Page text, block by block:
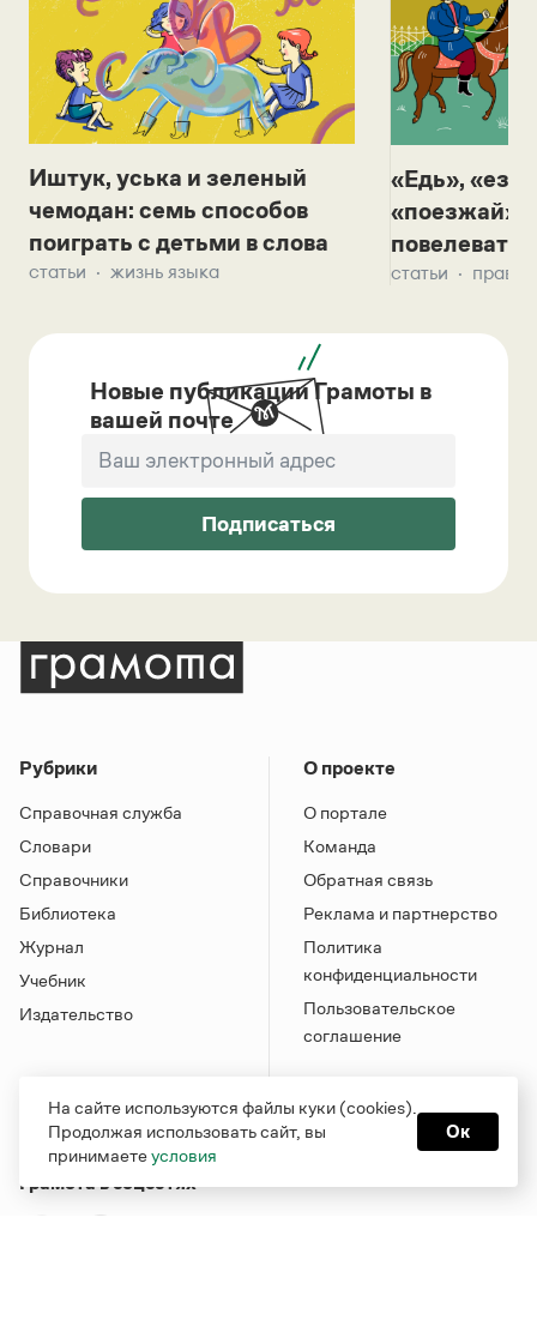
Иштук, уська и зеленый
чемодан: семь способов
поиграть с детьми в слова
статьи жизнь языка
«Едь»,
«поезжай»?
повелевать
статьи
Новые публикации Грамоты в
вашей почте
Подписаться
Рубрики
Справочная служба
Словари
Справочники
Библиотека
Журнал
Учебник
Издательство
О проекте
О портале
Команда
Обратная связь
Реклама и партнерство
Политика
конфиденциальности
Пользовательское
соглашение
Грамота в соцсетях
На сайте используются файлы куки (cookies).
Продолжая использовать сайт, вы
принимаетеусловия
Ок